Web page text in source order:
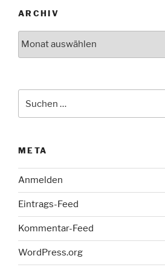
ARCHIV
nach:
META
Anmelden
Eintrags-Feed
Kommentar-Feed
WordPress.org